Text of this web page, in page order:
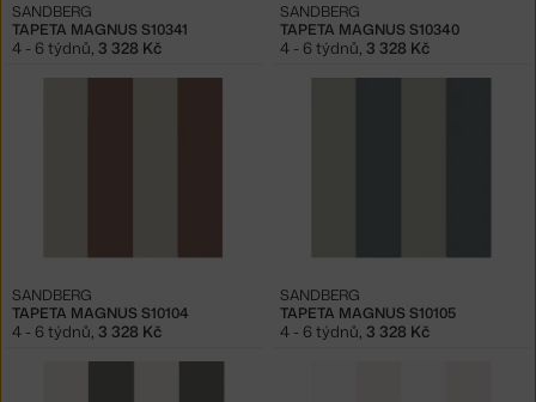
TAPETA MAGNUS S10341
SANDBERG
4 - 6 týdnů, 3 328 Kč
TAPETA MAGNUS S10340
SANDBERG
4 - 6 týdnů, 3 328 Kč
TAPETA MAGNUS S10104
SANDBERG
4 - 6 týdnů, 3 328 Kč
TAPETA MAGNUS S10105
SANDBERG
4 - 6 týdnů, 3 328 Kč